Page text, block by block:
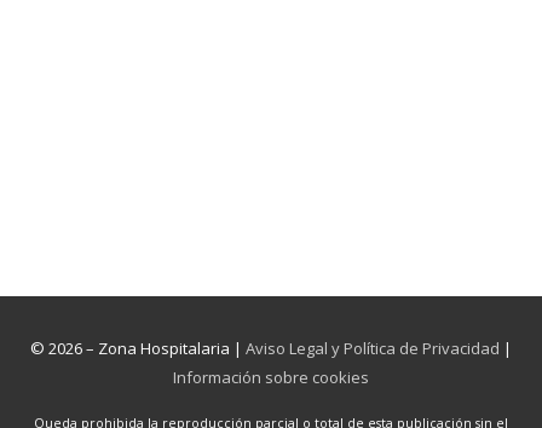
© 2026 – Zona Hospitalaria | Aviso Legal y Política de Privacidad |
Información sobre cookies
Queda prohibida la reproducción parcial o total de esta publicación sin el